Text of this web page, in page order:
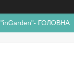
"inGarden"- ГОЛОВНА